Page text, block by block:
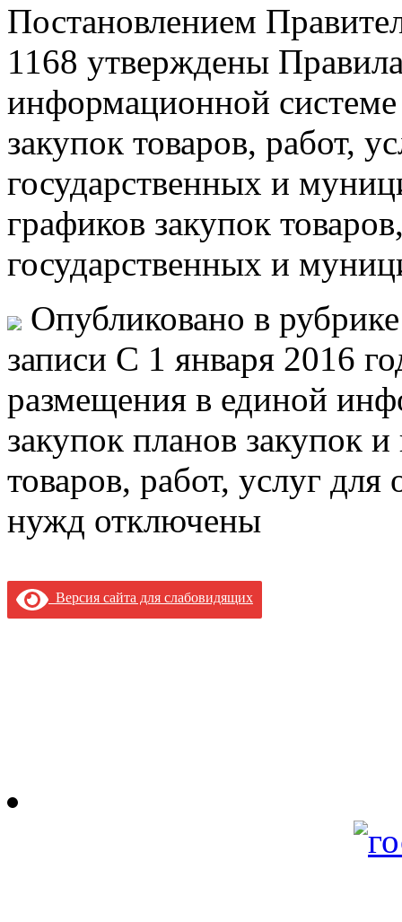
Постановлением
1168 утверждены
информационной системе
закупок товаров, работ,
государственных и
графиков закупок
государственных и
Опубликовано в
записи С 1 января 2016
размещения в единой
закупок планов закупок
товаров, работ, услуг
нужд отключены
Версия сайта для слабовидящих